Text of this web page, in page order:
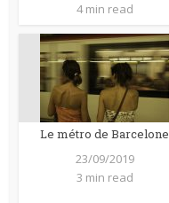
4 min read
Le métro de Barcelone
23/09/2019
3 min read